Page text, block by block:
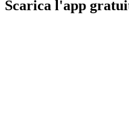
Scarica l'app